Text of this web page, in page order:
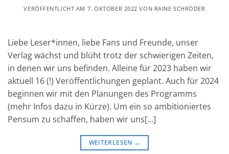
VERÖFFENTLICHT AM 7. OKTOBER 2022 VON RAINE SCHRÖDER
Liebe Leser*innen, liebe Fans und Freunde, unser
Verlag wächst und blüht trotz der schwierigen Zeiten,
in denen wir uns befinden. Alleine für 2023 haben wir
aktuell 16 (!) Veröffentlichungen geplant. Auch für 2024
beginnen wir mit den Planungen des Programms
(mehr Infos dazu in Kürze). Um ein so ambitioniertes
Pensum zu schaffen, haben wir uns[…]
WEITERLESEN →